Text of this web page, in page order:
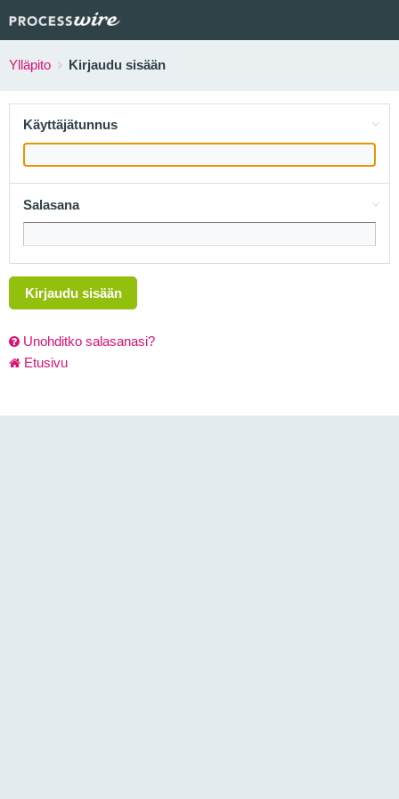
Ylläpito Kirjaudu sisään
Käyttäjätunnus
Salasana
Kirjaudu sisään
Unohditko salasanasi?
Etusivu